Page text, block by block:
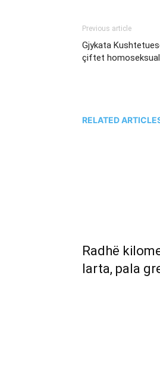
Previous article
Gjykata
çiftet
RELATED
Radhë
larta, pala